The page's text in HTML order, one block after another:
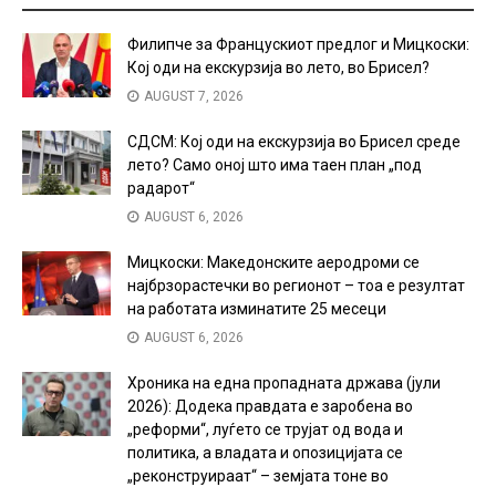
Филипче за Францускиот предлог и Мицкоски:
Кој оди на екскурзија во лето, во Брисел?
AUGUST 7, 2026
СДСМ: Кој оди на екскурзија во Брисел среде
лето? Само оној што има таен план „под
радарот“
AUGUST 6, 2026
Мицкоски: Македонските аеродроми се
најбрзорастечки во регионот – тоа е резултат
на работата изминатите 25 месеци
AUGUST 6, 2026
Хроника на една пропадната држава (јули
2026): Додека правдата е заробена во
„реформи“, луѓето се трујат од вода и
политика, а владата и опозицијата се
„реконструираат“ – земјата тоне во